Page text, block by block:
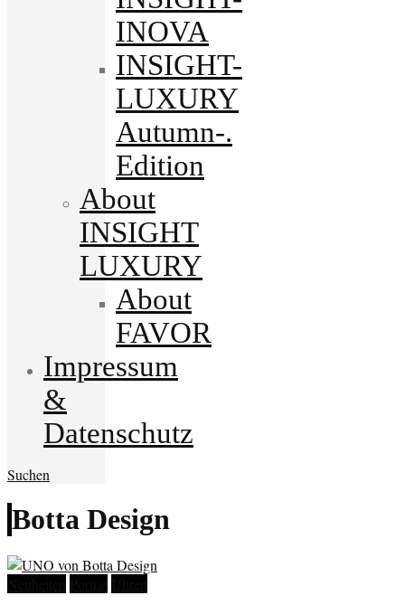
INOVA
INSIGHT-
LUXURY
Autumn-.
Edition
About
INSIGHT
LUXURY
About
FAVOR
Impressum
&
Datenschutz
Suchen
Botta Design